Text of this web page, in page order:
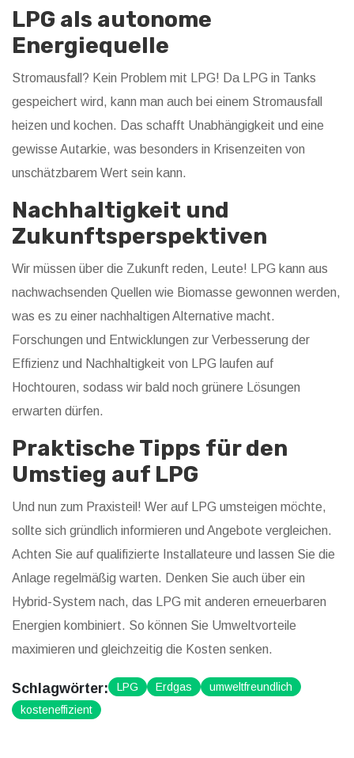
LPG als autonome
Energiequelle
Stromausfall? Kein Problem mit LPG! Da LPG in Tanks
gespeichert wird, kann man auch bei einem Stromausfall
heizen und kochen. Das schafft Unabhängigkeit und eine
gewisse Autarkie, was besonders in Krisenzeiten von
unschätzbarem Wert sein kann.
Nachhaltigkeit und
Zukunftsperspektiven
Wir müssen über die Zukunft reden, Leute! LPG kann aus
nachwachsenden Quellen wie Biomasse gewonnen werden,
was es zu einer nachhaltigen Alternative macht.
Forschungen und Entwicklungen zur Verbesserung der
Effizienz und Nachhaltigkeit von LPG laufen auf
Hochtouren, sodass wir bald noch grünere Lösungen
erwarten dürfen.
Praktische Tipps für den
Umstieg auf LPG
Und nun zum Praxisteil! Wer auf LPG umsteigen möchte,
sollte sich gründlich informieren und Angebote vergleichen.
Achten Sie auf qualifizierte Installateure und lassen Sie die
Anlage regelmäßig warten. Denken Sie auch über ein
Hybrid-System nach, das LPG mit anderen erneuerbaren
Energien kombiniert. So können Sie Umweltvorteile
maximieren und gleichzeitig die Kosten senken.
Schlagwörter: LPG Erdgas
umweltfreundlich
kosteneffizient